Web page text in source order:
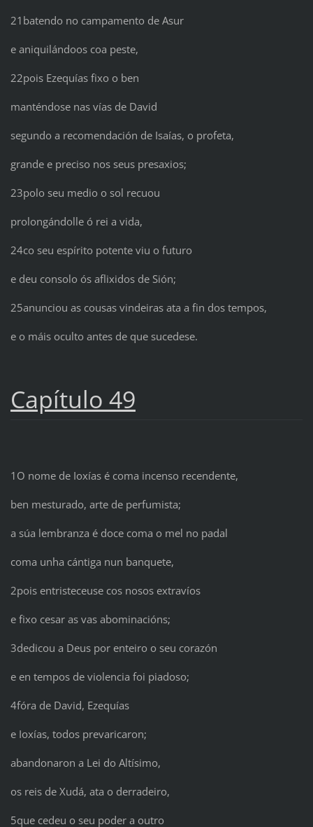
21batendo no campamento de Asur
e aniquilándoos coa peste,
22pois Ezequías fixo o ben
manténdose nas vías de David
segundo a recomendación de Isaías, o profeta,
grande e preciso nos seus presaxios;
23polo seu medio o sol recuou
prolongándolle ó rei a vida,
24co seu espírito potente viu o futuro
e deu consolo ós aflixidos de Sión;
25anunciou as cousas vindeiras ata a fin dos tempos,
e o máis oculto antes de que sucedese.
Capítulo 49
1O nome de Ioxías é coma incenso recendente,
ben mesturado, arte de perfumista;
a súa lembranza é doce coma o mel no padal
coma unha cántiga nun banquete,
2pois entristeceuse cos nosos extravíos
e fixo cesar as vas abominacións;
3dedicou a Deus por enteiro o seu corazón
e en tempos de violencia foi piadoso;
4fóra de David, Ezequías
e Ioxías, todos prevaricaron;
abandonaron a Lei do Altísimo,
os reis de Xudá, ata o derradeiro,
5que cedeu o seu poder a outro